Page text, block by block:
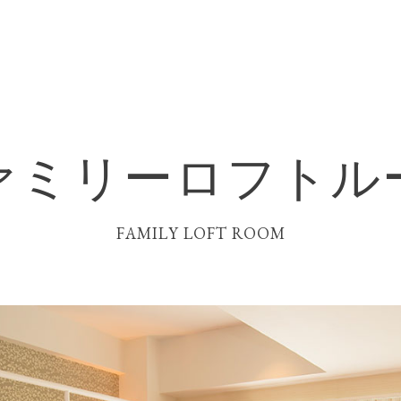
ミリーロフトル
FAMILY LOFT ROOM